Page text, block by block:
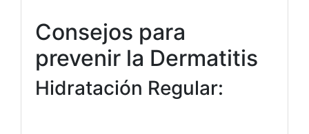
Consejos para
prevenir la Dermatitis
Hidratación Regular: